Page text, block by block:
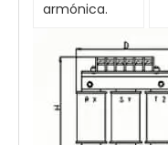
armónica.